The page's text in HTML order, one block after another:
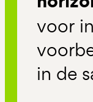
voor
in de